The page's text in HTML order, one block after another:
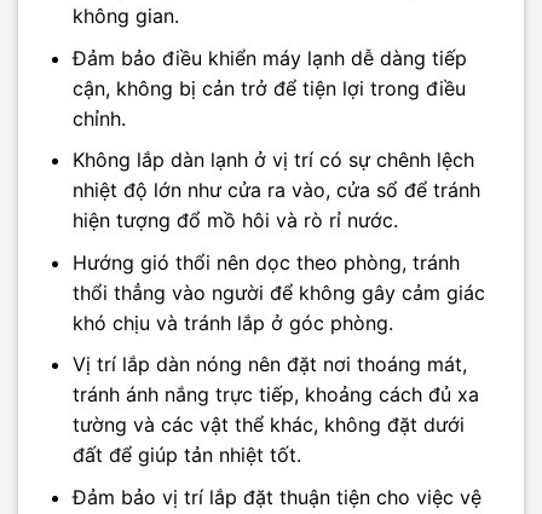
không gian.
Đảm bảo điều khiển máy lạnh dễ dàng tiếp
cận, không bị cản trở để tiện lợi trong điều
chỉnh.
Không lắp dàn lạnh ở vị trí có sự chênh lệch
nhiệt độ lớn như cửa ra vào, cửa sổ để tránh
hiện tượng đổ mồ hôi và rò rỉ nước.
Hướng gió thổi nên dọc theo phòng, tránh
thổi thẳng vào người để không gây cảm giác
khó chịu và tránh lắp ở góc phòng.
Vị trí lắp dàn nóng nên đặt nơi thoáng mát,
tránh ánh nắng trực tiếp, khoảng cách đủ xa
tường và các vật thể khác, không đặt dưới
đất để giúp tản nhiệt tốt.
Đảm bảo vị trí lắp đặt thuận tiện cho việc vệ